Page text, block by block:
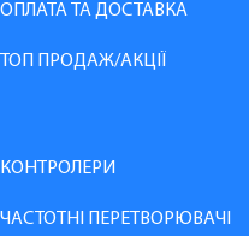
ОПЛАТА ТА ДОСТАВКА
ТОП ПРОДАЖ/АКЦІЇ
КОНТРОЛЕРИ
ЧАСТОТНІ ПЕРЕТВОРЮВАЧІ